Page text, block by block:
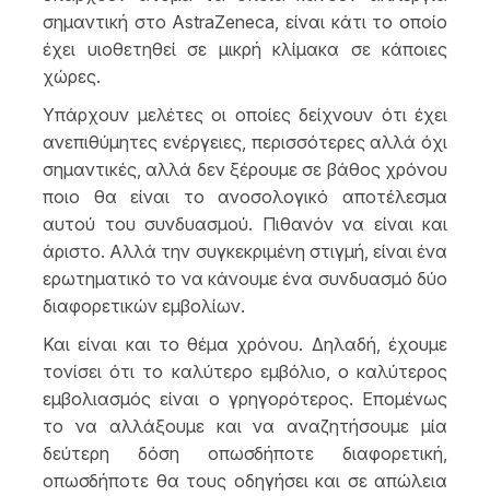
σημαντική στο AstraZeneca, είναι κάτι το οποίο
έχει υιοθετηθεί σε μικρή κλίμακα σε κάποιες
χώρες.
Υπάρχουν μελέτες οι οποίες δείχνουν ότι έχει
ανεπιθύμητες ενέργειες, περισσότερες αλλά όχι
σημαντικές, αλλά δεν ξέρουμε σε βάθος χρόνου
ποιο θα είναι το ανοσολογικό αποτέλεσμα
αυτού του συνδυασμού. Πιθανόν να είναι και
άριστο. Αλλά την συγκεκριμένη στιγμή, είναι ένα
ερωτηματικό το να κάνουμε ένα συνδυασμό δύο
διαφορετικών εμβολίων.
Και είναι και το θέμα χρόνου. Δηλαδή, έχουμε
τονίσει ότι το καλύτερο εμβόλιο, ο καλύτερος
εμβολιασμός είναι ο γρηγορότερος. Επομένως
το να αλλάξουμε και να αναζητήσουμε μία
δεύτερη δόση οπωσδήποτε διαφορετική,
οπωσδήποτε θα τους οδηγήσει και σε απώλεια